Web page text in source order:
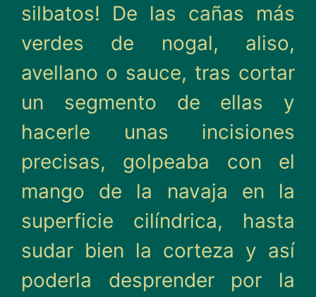
silbatos! De las cañas más
verdes de nogal, aliso,
avellano o sauce, tras cortar
un segmento de ellas y
hacerle unas incisiones
precisas, golpeaba con el
mango de la navaja en la
superficie cilíndrica, hasta
sudar bien la corteza y así
poderla desprender por la